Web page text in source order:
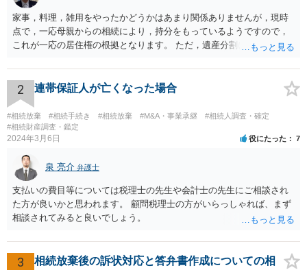
家事，料理，雑用をやったかどうかはあまり関係ありませんが，現時
点で，一応母親からの相続により，持分をもっているようですので，
これが一応の居住権の根拠となります。 ただ，遺産分割により，母の
2 連帯保証人が亡くなった場合
#相続放棄 #相続手続き #相続放棄 #M&A・事業承継
#相続人調査・確定
#相続財産調査・鑑定
2024年3月6日 役にたった 7
泉 亮介 弁護士
支払いの費目等については税理士の先生や会計士の先生にご相談され
た方が良いかと思われます。 顧問税理士の方がいらっしゃれば、まず
相談されてみると良いでしょう。
3
相続放棄後の訴状対応と答弁書作成についての相